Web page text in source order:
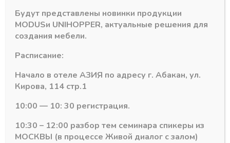
Детали
Группа HAFELE
Похожие товары
Будут представлены новинки продукции
MODUSи UNIHOPPER, актуальные решения для
создания мебели.
Расписание:
Начало в отеле АЗИЯ по адресу г. Абакан, ул.
Кирова, 114 стр.1
10:00 — 10: 30 регистрация.
10:30 – 12:00 разбор тем семинара спикеры из
МОСКВЫ (в процессе Живой диалог с залом)